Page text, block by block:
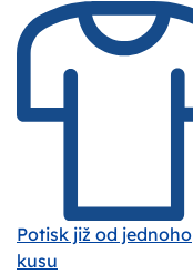
Potisk již od jednoho
kusu